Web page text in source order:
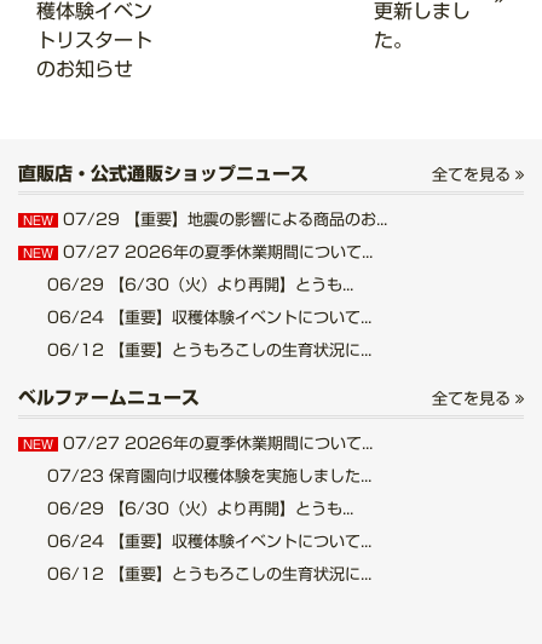
穫体験イベン
トリスタート
のお知らせ
更新しまし
た。
直販店・公式通販ショップニュース 全てを見る
NEW 07/29 【重要】地震の影響による商品のお...
NEW 07/27 2026年の夏季休業期間について...
06/29 【6/30（火）より再開】とうも...
06/24 【重要】収穫体験イベントについて...
06/12 【重要】とうもろこしの生育状況に...
ベルファームニュース 全てを見る
NEW 07/27 2026年の夏季休業期間について...
07/23 保育園向け収穫体験を実施しました...
06/29 【6/30（火）より再開】とうも...
06/24 【重要】収穫体験イベントについて...
06/12 【重要】とうもろこしの生育状況に...